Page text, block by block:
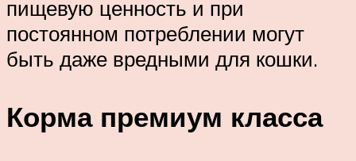
пищевую ценность и при
постоянном потреблении могут
быть даже вредными для кошки.
Корма премиум класса